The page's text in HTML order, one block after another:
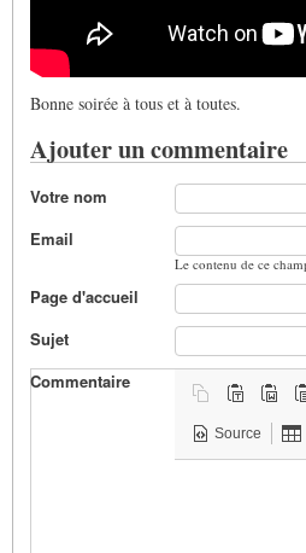
Bonne soirée à tous et à toutes.
Ajouter un commentaire
Votre nom
Email
Le contenu de ce
Page d'accueil
Sujet
Commentaire
Source